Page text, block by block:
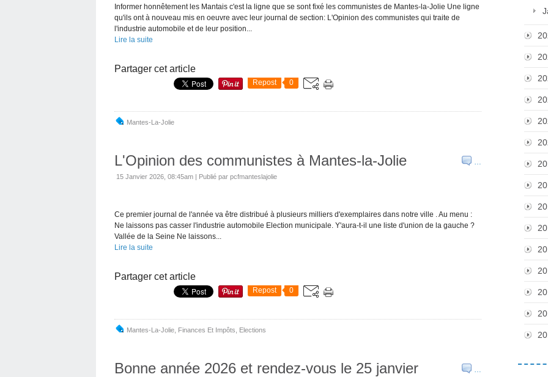
Informer honnêtement les Mantais c'est la ligne que se sont fixé les communistes de Mantes-la-Jolie Une ligne
qu'ils ont à nouveau mis en oeuvre avec leur journal de section: L'Opinion des communistes qui traite de
l'industrie automobile et de leur position...
Lire la suite
Partager cet article
Repost 0
Mantes-La-Jolie
…
L'Opinion des communistes à Mantes-la-Jolie
15 Janvier 2026, 08:45am | Publié par pcfmanteslajolie
Ce premier journal de l'année va être distribué à plusieurs milliers d'exemplaires dans notre ville . Au menu :
Ne laissons pas casser l'industrie automobile Election municipale. Y'aura-t-il une liste d'union de la gauche ?
Vallée de la Seine Ne laissons...
Lire la suite
Partager cet article
Repost 0
Mantes-La-Jolie Finances Et Impôts Elections
…
Bonne année 2026 et rendez-vous le 25 janvier